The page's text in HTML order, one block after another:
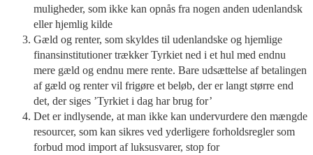
muligheder, som ikke kan opnås fra nogen anden udenlandsk
eller hjemlig kilde
Gæld og renter, som skyldes til udenlandske og hjemlige
finansinstitutioner trækker Tyrkiet ned i et hul med endnu
mere gæld og endnu mere rente. Bare udsættelse af betalingen
af gæld og renter vil frigøre et beløb, der er langt større end
det, der siges ’Tyrkiet i dag har brug for’
Det er indlysende, at man ikke kan undervurdere den mængde
resourcer, som kan sikres ved yderligere forholdsregler som
forbud mod import af luksusvarer, stop for